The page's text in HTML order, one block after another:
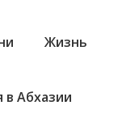
Жизнь
в Абхазии